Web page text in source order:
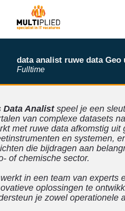
data analist ruwe data Geo
Fulltime
Data Analistspeel je een
van complexe datasets
met ruwe data afkomstig uit
en systemen,
die bijdragen aan
of chemische sector.
in een team van experts
oplossingen te
je zowel operationele